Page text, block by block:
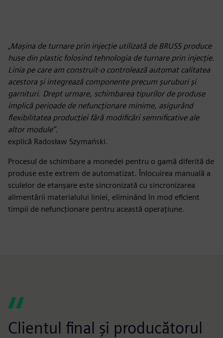
„Mașina de turnare prin injecție utilizată de BRUSS produce
huse din plastic folosind tehnologia de turnare prin injecție.
Linia pe care am construit-o controlează automat calitatea
acestora și integrează componente precum șuruburi și
garnituri. Drept urmare, schimbarea tipurilor de produse
implică perioade de nefuncționare minime, asigurând
flexibilitatea producției fără modificări semnificative ale
altor module”.
explică Radosław Szymański.
Procesul de schimbare a monedei pentru o gamă diferită de
produse este extrem de automatizat. Înlocuirea manuală a
sculelor de etanșare este sincronizată cu sincronizarea
alimentării materialului liniei, eliminând în mod eficient
timpii de nefuncționare pentru această operațiune.
Clientul final și producătorul